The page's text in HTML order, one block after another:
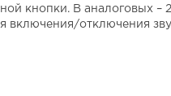
кнопки. В аналоговых –
включения/отключения